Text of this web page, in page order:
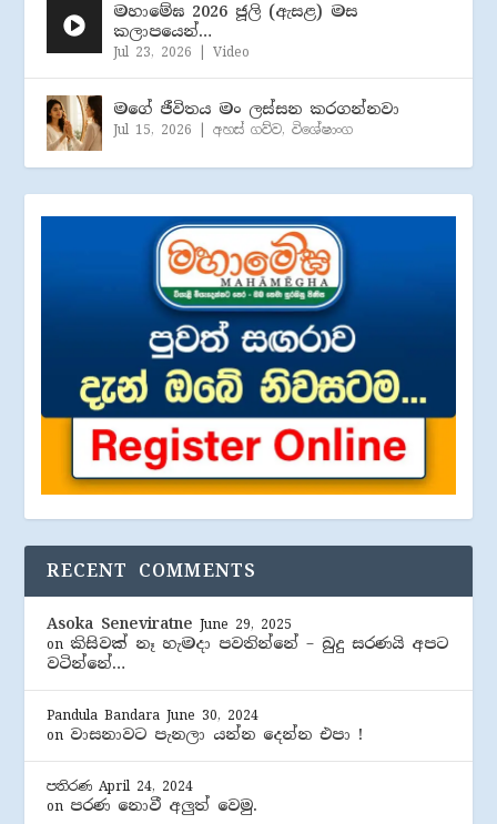
මහාමේඝ 2026 ජූලි (​ඇසළ) මස
කලාපයෙන්…
Jul 23, 2026 |Video
මගේ ජීවිතය මං ලස්සන කරගන්නවා
Jul 15, 2026 |අහස් ගව්ව,විශේෂාංග
RECENT COMMENTS
Asoka Seneviratne June 29, 2025
on කිසිවක් නෑ හැමදා පවතින්නේ – බුදු සරණයි අපට
වටින්නේ…
Pandula Bandara June 30, 2024
on වාසනාවට පැනලා යන්න දෙන්න එපා !
පතිරණ April 24, 2024
on පරණ නොවී අලුත් වෙමු.